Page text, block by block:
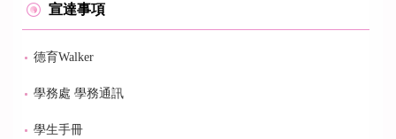
宣達事項
德育Walker
學務處 學務通訊
學生手冊